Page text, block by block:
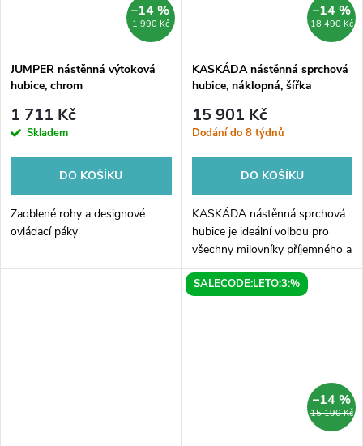
1 990 Kč
–14 %
JUMPER nástěnná výtoková
hubice, chrom
1 711 Kč
Skladem
DO KOŠÍKU
Zaoblené rohy a designové
ovládací páky
18 490 Kč
–14 %
KASKÁDA nástěnná sprchová
hubice, náklopná, šířka
15 901 Kč
Dodání do 8 týdnů
DO KOŠÍKU
KASKÁDA nástěnná sprchová
hubice je ideální volbou pro
všechny milovníky příjemného a
relaxačního sprchování. Díky
svému nádhernému
SALECODE:LETO:3:%
15 190 Kč
–14 %